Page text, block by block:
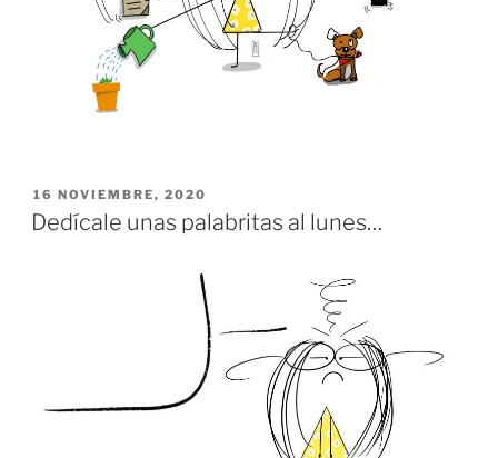
PUBLICADO
EL
16 NOVIEMBRE, 2020
Dedícale unas palabritas al lunes…